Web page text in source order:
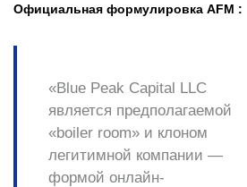
Официальная формулировка AFM :
«Blue Peak Capital LLC
является предполагаемой
«boiler room» и клоном
легитимной компании —
формой онлайн-